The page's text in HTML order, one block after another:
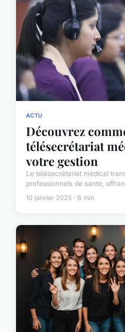
ACTU
Découvrez
télésecrétariat
votre gestion
Le télésecrétariat médical
professionnels de santé,
10 janvier 2025 · 8 min